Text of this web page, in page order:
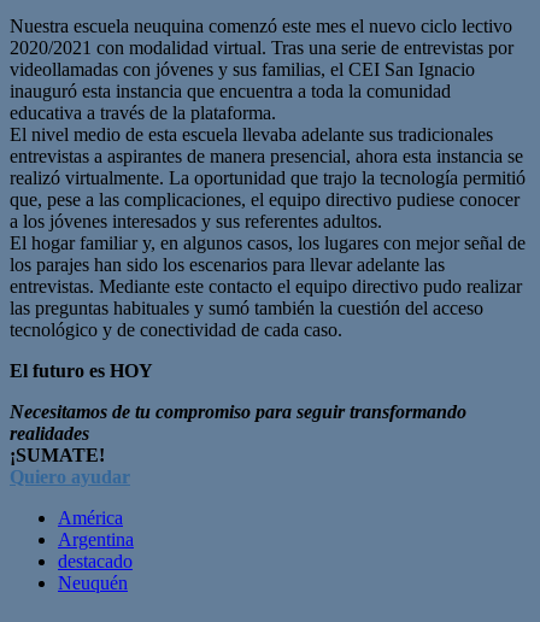
Nuestra escuela neuquina comenzó este mes el nuevo ciclo lectivo
2020/2021 con modalidad virtual. Tras una serie de entrevistas por
videollamadas con jóvenes y sus familias, el CEI San Ignacio
inauguró esta instancia que encuentra a toda la comunidad
educativa a través de la plataforma.
El nivel medio de esta escuela llevaba adelante sus tradicionales
entrevistas a aspirantes de manera presencial, ahora esta instancia se
realizó virtualmente. La oportunidad que trajo la tecnología permitió
que, pese a las complicaciones, el equipo directivo pudiese conocer
a los jóvenes interesados y sus referentes adultos.
El hogar familiar y, en algunos casos, los lugares con mejor señal de
los parajes han sido los escenarios para llevar adelante las
entrevistas. Mediante este contacto el equipo directivo pudo realizar
las preguntas habituales y sumó también la cuestión del acceso
tecnológico y de conectividad de cada caso.
El futuro es HOY
Necesitamos de tu compromiso para seguir transformando
realidades
¡SUMATE!
Quiero ayudar
América
Argentina
destacado
Neuquén